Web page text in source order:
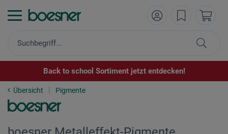
Back to school Sortiment jetzt entdecken!
Übersicht Pigmente